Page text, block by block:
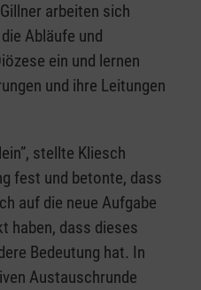
arbeiten sich
Abläufe und
ein und lernen
und ihre Leitungen
stellte Kliesch
fest und betonte, dass
auf die neue Aufgabe
haben, dass dieses
Bedeutung hat. In
Austauschrunde